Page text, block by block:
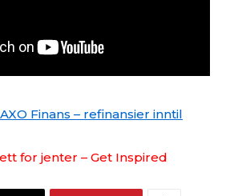
Finans – refinansier inntil
for jenter – Get Inspired